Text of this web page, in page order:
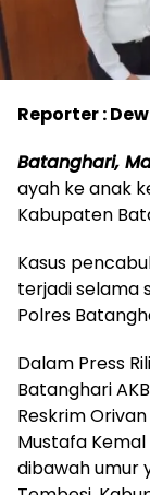
Reporter :
Batanghari,
ayah ke anak
Kabupaten
Kasus
terjadi selama
Polres
Dalam Press
Batanghari
Reskrim
Mustafa
dibawah umur